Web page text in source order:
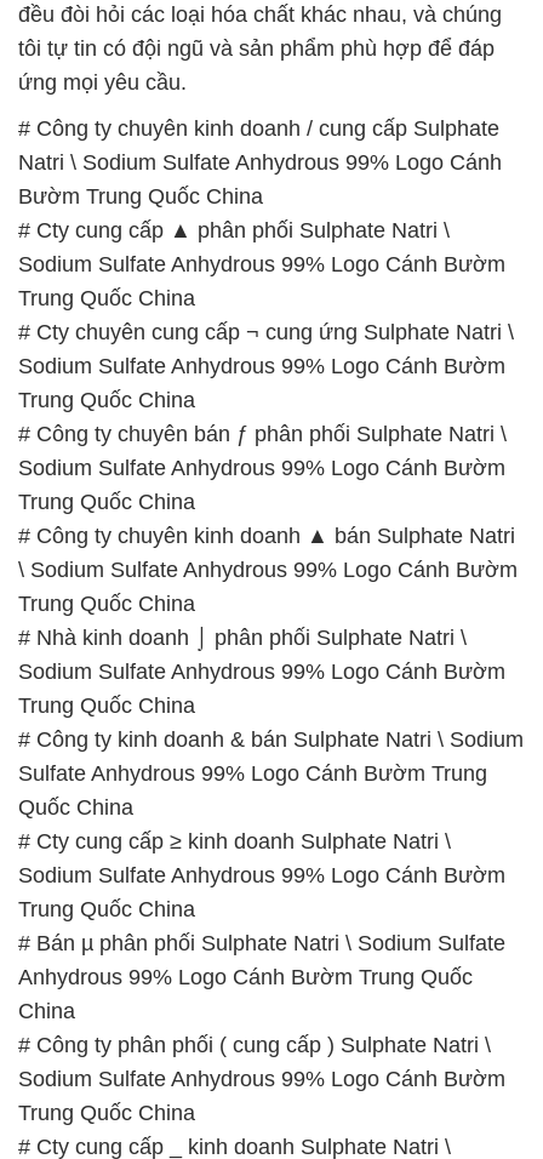
đều đòi hỏi các loại hóa chất khác nhau, và chúng
tôi tự tin có đội ngũ và sản phẩm phù hợp để đáp
ứng mọi yêu cầu.
# Công ty chuyên kinh doanh / cung cấp Sulphate
Natri \ Sodium Sulfate Anhydrous 99% Logo Cánh
Bườm Trung Quốc China
# Cty cung cấp ▲ phân phối Sulphate Natri \
Sodium Sulfate Anhydrous 99% Logo Cánh Bườm
Trung Quốc China
# Cty chuyên cung cấp ¬ cung ứng Sulphate Natri \
Sodium Sulfate Anhydrous 99% Logo Cánh Bườm
Trung Quốc China
# Công ty chuyên bán ƒ phân phối Sulphate Natri \
Sodium Sulfate Anhydrous 99% Logo Cánh Bườm
Trung Quốc China
# Công ty chuyên kinh doanh ▲ bán Sulphate Natri
\ Sodium Sulfate Anhydrous 99% Logo Cánh Bườm
Trung Quốc China
# Nhà kinh doanh ⌡ phân phối Sulphate Natri \
Sodium Sulfate Anhydrous 99% Logo Cánh Bườm
Trung Quốc China
# Công ty kinh doanh & bán Sulphate Natri \ Sodium
Sulfate Anhydrous 99% Logo Cánh Bườm Trung
Quốc China
# Cty cung cấp ≥ kinh doanh Sulphate Natri \
Sodium Sulfate Anhydrous 99% Logo Cánh Bườm
Trung Quốc China
# Bán µ phân phối Sulphate Natri \ Sodium Sulfate
Anhydrous 99% Logo Cánh Bườm Trung Quốc
China
# Công ty phân phối ( cung cấp ) Sulphate Natri \
Sodium Sulfate Anhydrous 99% Logo Cánh Bườm
Trung Quốc China
# Cty cung cấp _ kinh doanh Sulphate Natri \